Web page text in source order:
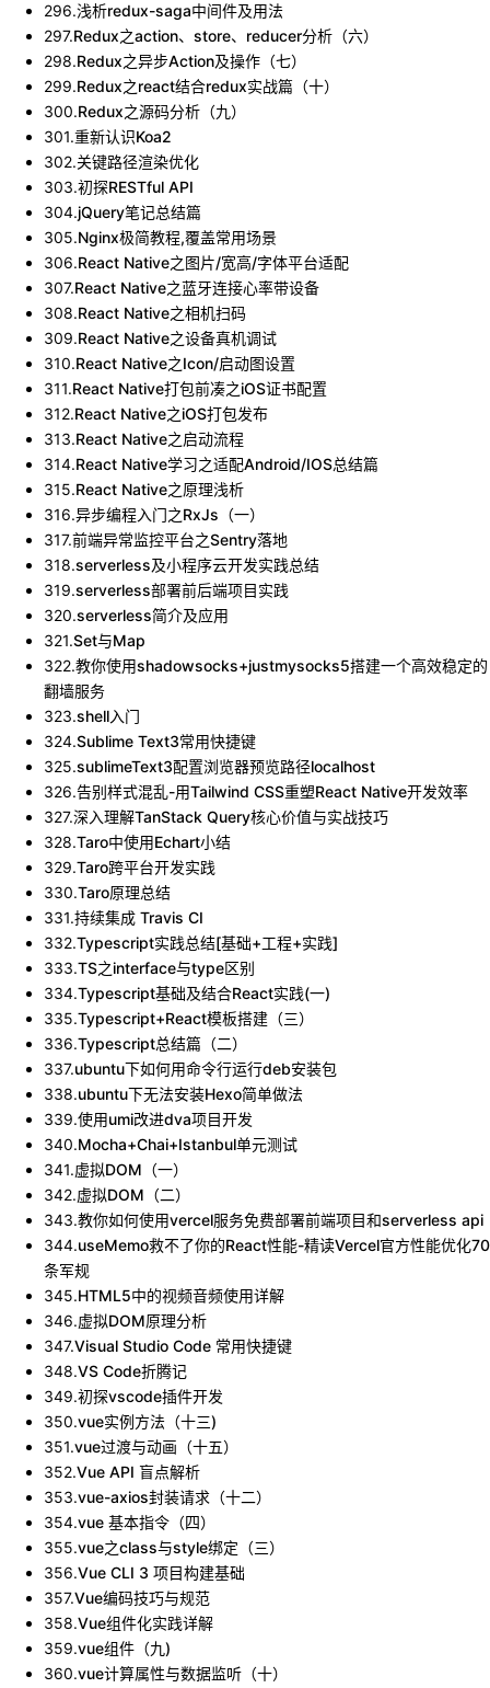
296.浅析redux-saga中间件及用法
297.Redux之action、store、reducer分析（六）
298.Redux之异步Action及操作（七）
299.Redux之react结合redux实战篇（十）
300.Redux之源码分析（九）
301.重新认识Koa2
302.关键路径渲染优化
303.初探RESTful API
304.jQuery笔记总结篇
305.Nginx极简教程,覆盖常用场景
306.React Native之图片/宽高/字体平台适配
307.React Native之蓝牙连接心率带设备
308.React Native之相机扫码
309.React Native之设备真机调试
310.React Native之Icon/启动图设置
311.React Native打包前凑之iOS证书配置
312.React Native之iOS打包发布
313.React Native之启动流程
314.React Native学习之适配Android/IOS总结篇
315.React Native之原理浅析
316.异步编程入门之RxJs（一）
317.前端异常监控平台之Sentry落地
318.serverless及小程序云开发实践总结
319.serverless部署前后端项目实践
320.serverless简介及应用
321.Set与Map
322.教你使用shadowsocks+justmysocks5搭建一个高效稳定的
翻墙服务
323.shell入门
324.Sublime Text3常用快捷键
325.sublimeText3配置浏览器预览路径localhost
326.告别样式混乱-用Tailwind CSS重塑React Native开发效率
327.深入理解TanStack Query核心价值与实战技巧
328.Taro中使用Echart小结
329.Taro跨平台开发实践
330.Taro原理总结
331.持续集成 Travis CI
332.Typescript实践总结[基础+工程+实践]
333.TS之interface与type区别
334.Typescript基础及结合React实践(一)
335.Typescript+React模板搭建（三）
336.Typescript总结篇（二）
337.ubuntu下如何用命令行运行deb安装包
338.ubuntu下无法安装Hexo简单做法
339.使用umi改进dva项目开发
340.Mocha+Chai+Istanbul单元测试
341.虚拟DOM（一）
342.虚拟DOM（二）
343.教你如何使用vercel服务免费部署前端项目和serverless api
344.useMemo救不了你的React性能-精读Vercel官方性能优化70
条军规
345.HTML5中的视频音频使用详解
346.虚拟DOM原理分析
347.Visual Studio Code 常用快捷键
348.VS Code折腾记
349.初探vscode插件开发
350.vue实例方法（十三)
351.vue过渡与动画（十五）
352.Vue API 盲点解析
353.vue-axios封装请求（十二）
354.vue 基本指令（四）
355.vue之class与style绑定（三）
356.Vue CLI 3 项目构建基础
357.Vue编码技巧与规范
358.Vue组件化实践详解
359.vue组件（九)
360.vue计算属性与数据监听（十）